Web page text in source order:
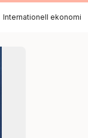
Internationell ekonomi